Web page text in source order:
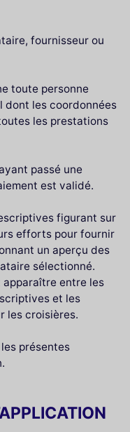
fournisseur ou
toute personne
dont les coordonnées
les prestations
passé une
est validé.
figurant sur
efforts pour fournir
un aperçu des
sélectionné.
entre les
et les
les croisières.
présentes